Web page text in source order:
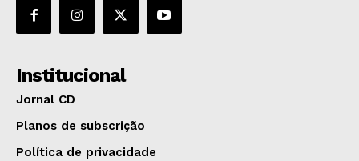
Institucional
Jornal CD
Planos de subscrição
Política de privacidade